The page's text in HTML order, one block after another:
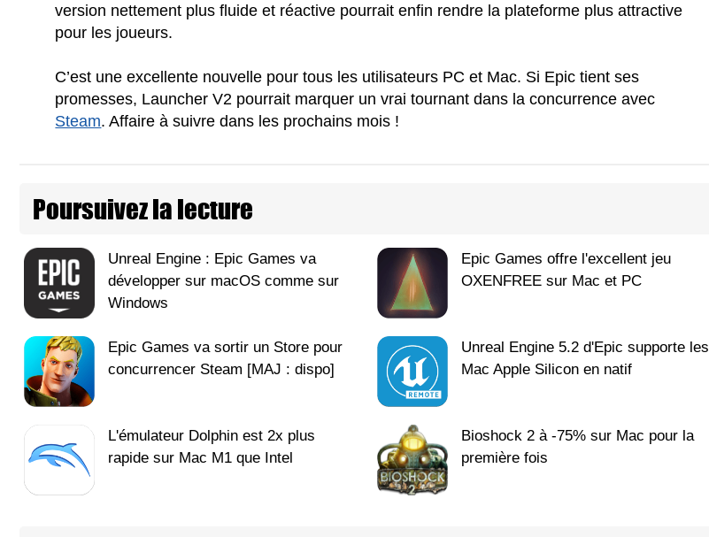
version nettement plus fluide et réactive pourrait enfin rendre la plateforme plus attractive
pour les joueurs.
C’est une excellente nouvelle pour tous les utilisateurs PC et Mac. Si Epic tient ses
promesses, Launcher V2 pourrait marquer un vrai tournant dans la concurrence avec
Steam. Affaire à suivre dans les prochains mois !
Poursuivez la lecture
Unreal Engine : Epic Games va
développer sur macOS comme sur
Windows
Epic Games offre l'excellent jeu
OXENFREE sur Mac et PC
Epic Games va sortir un Store pour
concurrencer Steam [MAJ : dispo]
Unreal Engine 5.2 d'Epic supporte les
Mac Apple Silicon en natif
L'émulateur Dolphin est 2x plus
rapide sur Mac M1 que Intel
Bioshock 2 à -75% sur Mac pour la
première fois